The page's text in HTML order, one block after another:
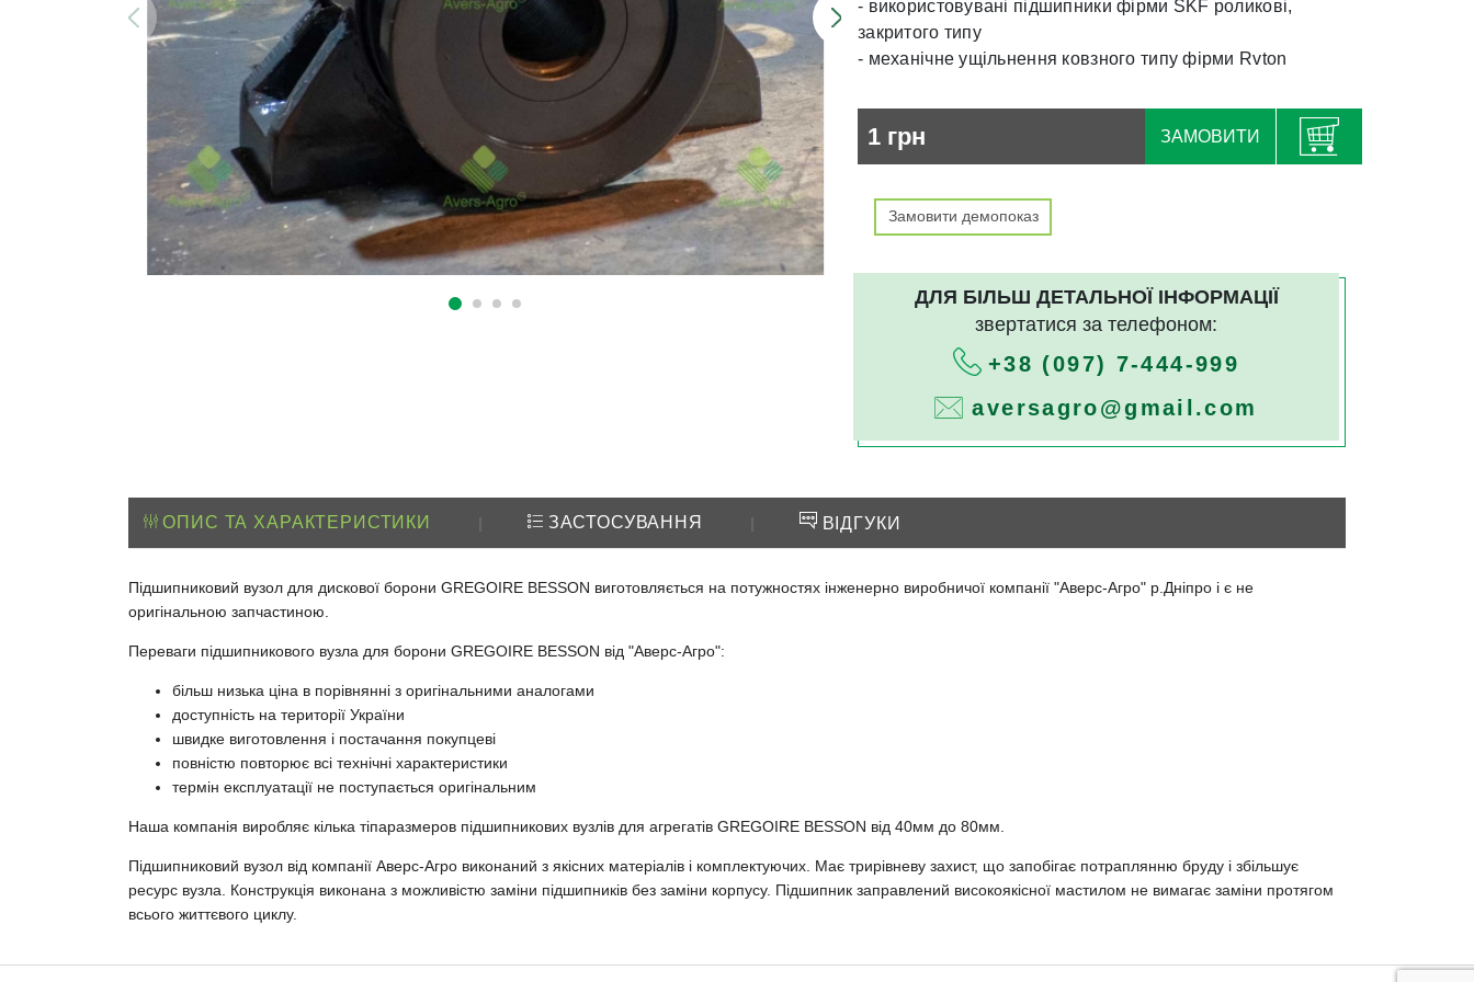
УСТАТКУВАННЯ ДЛЯ ТЕЛЕСКОПІЧНИХ НАВАНТАЖУВАЧІВ
ЗРОШУВАЛЬНІ СИСТЕМИ
- використовувані підшипники фірми SKF роликові,
закритого типу
- механічне ущільнення ковзного типу фірми Rvton
1 грн ЗАМОВИТИ
Замовити демопоказ
ДЛЯ БІЛЬШ ДЕТАЛЬНОЇ ІНФОРМАЦІЇ
звертатися за телефоном:
+38 (097) 7-444-999
aversagro@gmail.com
ОПИС ТА ХАРАКТЕРИСТИКИ ЗАСТОСУВАННЯ ВІДГУКИ
Підшипниковий вузол для дискової борони GREGOIRE BESSON виготовляється на потужностях інженерно виробничої компанії "Аверс-Агро" р.Дніпро і є не
оригінальною запчастиною.
Переваги підшипникового вузла для борони GREGOIRE BESSON від "Аверс-Агро":
більш низька ціна в порівнянні з оригінальними аналогами
доступність на території України
швидке виготовлення і постачання покупцеві
повністю повторює всі технічні характеристики
термін експлуатації не поступається оригінальним
Наша компанія виробляє кілька тіпаразмеров підшипникових вузлів для агрегатів GREGOIRE BESSON від 40мм до 80мм.
Підшипниковий вузол від компанії Аверс-Агро виконаний з якісних матеріалів і комплектуючих. Має трирівневу захист, що запобігає потраплянню бруду і збільшує
ресурс вузла. Конструкція виконана з можливістю заміни підшипників без заміни корпусу. Підшипник заправлений високоякісної мастилом не вимагає заміни протягом
всього життєвого циклу.